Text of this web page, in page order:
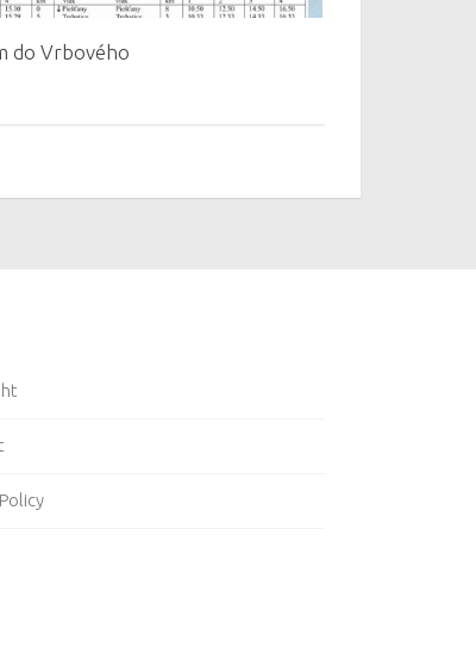
do Vrbového